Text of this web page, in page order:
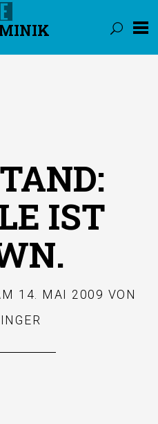
IST
14. MAI 2009 VON